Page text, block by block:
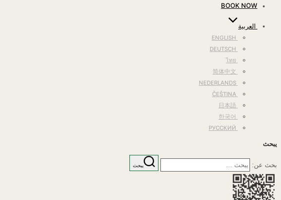
BOOK NOW
العربية
ENGLISH
DEUTSCH
ไทย
简体中文
NEDERLANDS
ČEŠTINA
日本語
한국어
РУССКИЙ
يبحث
بحث عن: يبحث